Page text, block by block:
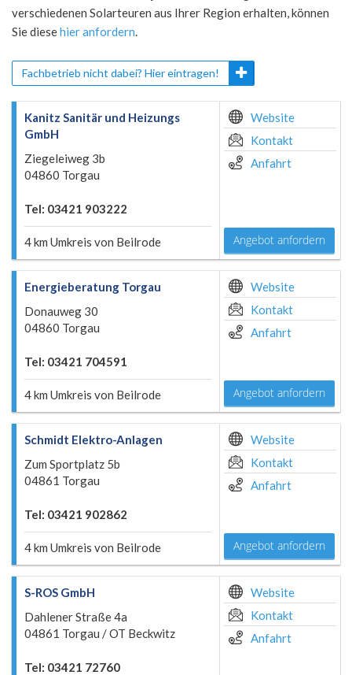
verschiedenen Solarteuren aus Ihrer Region erhalten, können
Sie diesehier anfordern.
Fachbetrieb nicht dabei? Hier eintragen!
Kanitz Sanitär und Heizungs
GmbH
Ziegeleiweg 3b
04860 Torgau
Tel: 03421 903222
4 km Umkreis von Beilrode
Website
Kontakt
Anfahrt
Angebot anfordern
Energieberatung Torgau
Donauweg 30
04860 Torgau
Tel: 03421 704591
4 km Umkreis von Beilrode
Website
Kontakt
Anfahrt
Angebot anfordern
Schmidt Elektro-Anlagen
Zum Sportplatz 5b
04861 Torgau
Tel: 03421 902862
4 km Umkreis von Beilrode
Website
Kontakt
Anfahrt
Angebot anfordern
S-ROS GmbH
Dahlener Straße 4a
04861 Torgau / OT Beckwitz
Tel: 03421 72760
Website
Kontakt
Anfahrt